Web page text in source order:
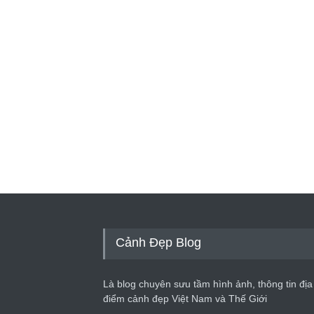
Cảnh Đẹp Blog
Là blog chuyên sưu tầm hình ảnh, thông tin địa
điểm cảnh đẹp Việt Nam và Thế Giới